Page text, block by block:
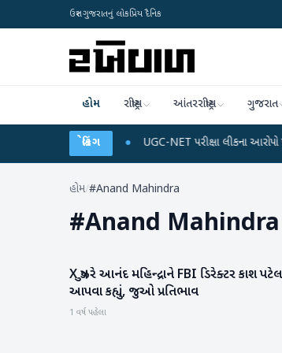
ઉત્તર ગુજરાતનું લોકપ્રિય દૈનિક
હોમ રાષ્ટ્રીય આંતરરાષ્ટ્રીય ગુજરાત
બ્રેકિંગ
● UGC-NET પરીક્ષા લીકના આરોપો પર રાહુલ
હોમ/#Anand Mahindra
#Anand Mahindra
આંતરરાષ્ટ્રીય
X યુઝરે આનંદ મહિન્દ્રાને FBI ડિરેક્ટર કાશ
આપવા કહ્યું, જુઓ પ્રતિભાવ
1 વર્ષ પહેલા